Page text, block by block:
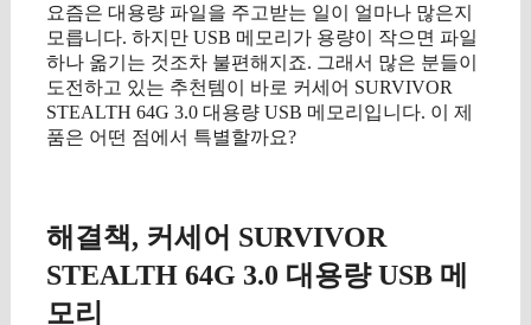
요즘은 대용량 파일을 주고받는 일이 얼마나 많은지
모릅니다. 하지만 USB 메모리가 용량이 작으면 파일
하나 옮기는 것조차 불편해지죠. 그래서 많은 분들이
도전하고 있는 추천템이 바로 커세어 SURVIVOR
STEALTH 64G 3.0 대용량 USB 메모리입니다. 이 제
품은 어떤 점에서 특별할까요?
해결책, 커세어 SURVIVOR
STEALTH 64G 3.0 대용량 USB 메
모리